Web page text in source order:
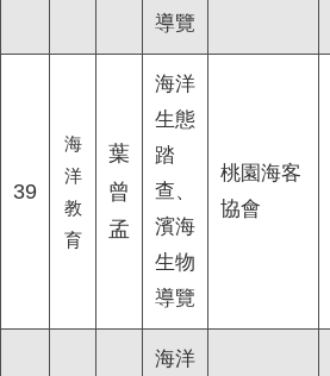
導覽
39
海
洋
教
育
葉
曾
孟
海洋
生態
踏
查、
濱海
生物
導覽
桃園海客
協會
海洋